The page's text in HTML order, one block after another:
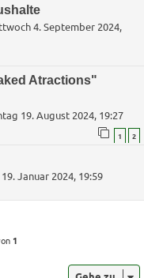
4. September 2024,
Atractions"
19. August 2024, 19:27
1 2
Januar 2024, 19:59
1